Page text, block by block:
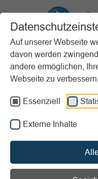
Auf unserer Webseite
davon werden
andere ermöglichen,
Webseite zu verbessern.
Essenziell
Externe Inhalte
Startseite
Best-Practice-Beispiele
Vorlesen
Informationen zum
Mitgliederzahl:Ab 1500
Mitgliederwesen/